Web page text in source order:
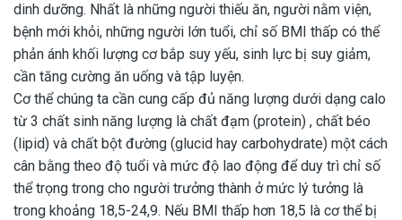
dinh dưỡng. Nhất là những người thiếu ăn, người nằm viện,
bệnh mới khỏi, những người lớn tuổi, chỉ số BMI thấp có thể
phản ánh khối lượng cơ bắp suy yếu, sinh lực bị suy giảm,
cần tăng cường ăn uống và tập luyện.
Cơ thể chúng ta cần cung cấp đủ năng lượng dưới dạng calo
từ 3 chất sinh năng lượng là chất đạm (protein) , chất béo
(lipid) và chất bột đường (glucid hay carbohydrate) một cách
cân bằng theo độ tuổi và mức độ lao động để duy trì chỉ số
thể trọng trong cho người trưởng thành ở mức lý tưởng là
trong khoảng 18,5-24,9. Nếu BMI thấp hơn 18,5 là cơ thể bị